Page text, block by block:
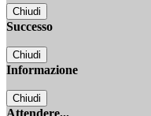
Chiudi
Successo
Chiudi
Informazione
Chiudi